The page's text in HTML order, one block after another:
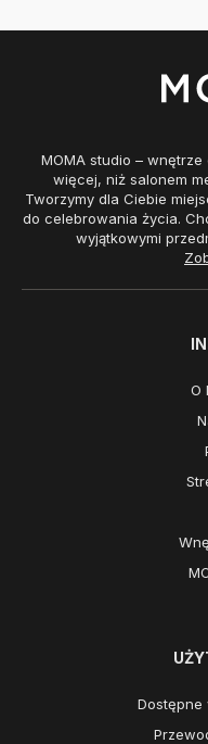
MOMA studio –
więcej, niż salonem
Tworzymy dla Ciebie
do celebrowania życia.
wyjątkowymi
O
Dostępne